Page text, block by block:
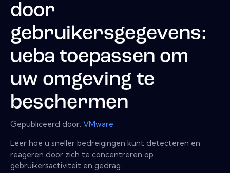
door
gebruikersgegevens:
ueba toepassen om
uw omgeving te
beschermen
Gepubliceerd door: VMware
Leer hoe u sneller bedreigingen kunt detecteren en
reageren door zich te concentreren op
gebruikersactiviteit en gedrag.